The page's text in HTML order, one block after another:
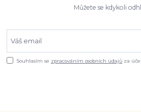
Můžete se kdykoli
Souhlasím se zpracováním osobních údajů za